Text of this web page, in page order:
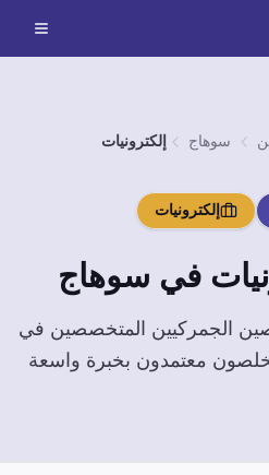
سوهاج إلكترونيات
إلكترونيات
في سوهاج
الجمركيين المتخصصين في
معتمدون بخبرة واسعة